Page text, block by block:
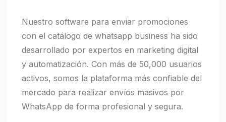
Nuestro software para enviar promociones
con el catálogo de whatsapp business ha sido
desarrollado por expertos en marketing digital
y automatización. Con más de 50,000 usuarios
activos, somos la plataforma más confiable del
mercado para realizar envíos masivos por
WhatsApp de forma profesional y segura.